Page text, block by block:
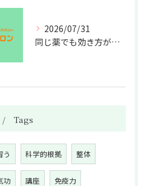
2026/07/31
同じ薬でも効き方が違う？
Tags
う 科学的根拠 整体
功 講座 免疫力